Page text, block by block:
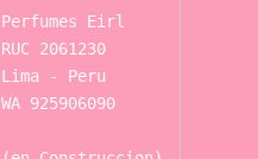
Perfumes Eirl
RUC 2061230
Lima - Peru
WA 925906090